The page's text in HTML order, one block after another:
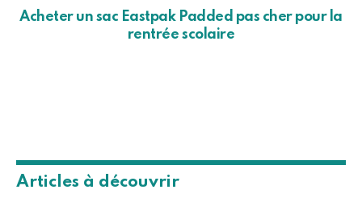
Acheter un sac Eastpak Padded pas cher pour la
rentrée scolaire
Articles à découvrir